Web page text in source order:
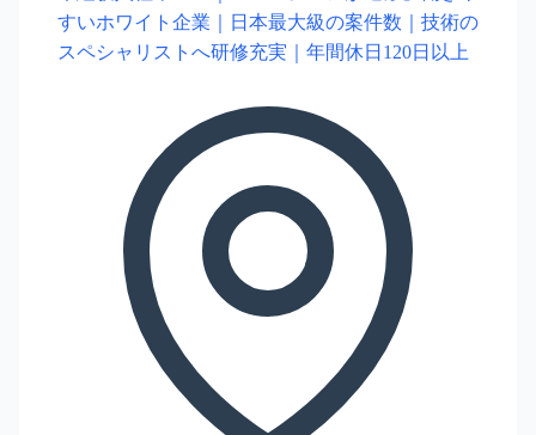
すいホワイト企業｜日本最大級の案件数｜技術の
スペシャリストへ研修充実｜年間休日120日以上